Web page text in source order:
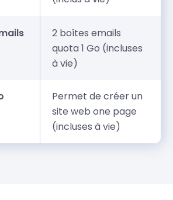
2 boîtes emails
quota 1 Go (incluses
à vie)
Permet de créer un
site web one page
(incluses à vie)